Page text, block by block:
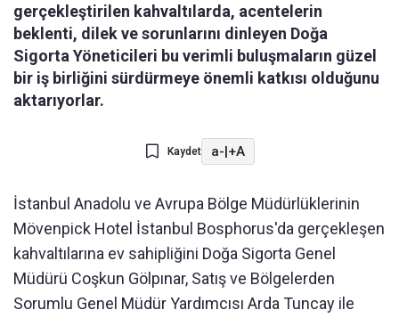
gerçekleştirilen kahvaltılarda, acentelerin
beklenti, dilek ve sorunlarını dinleyen Doğa
Sigorta Yöneticileri bu verimli buluşmaların güzel
bir iş birliğini sürdürmeye önemli katkısı olduğunu
aktarıyorlar.
Kaydet a-|+A
İstanbul Anadolu ve Avrupa Bölge Müdürlüklerinin
Mövenpick Hotel İstanbul Bosphorus'da gerçekleşen
kahvaltılarına ev sahipliğini Doğa Sigorta Genel
Müdürü Coşkun Gölpınar, Satış ve Bölgelerden
Sorumlu Genel Müdür Yardımcısı Arda Tuncay ile